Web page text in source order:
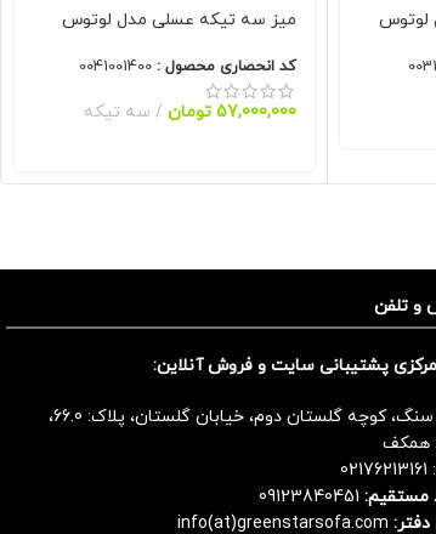
میز سه تیکه عسلی مدل لوتوس
کد انحصاری محصول : 0041001400
57,000,000 تومان سه تیکه
و تلفن
پشتیبانی سایت و فروش آنلاین:
سیاه سنگ، کوچه گلستان دوم، خیابان گلستان، پلاک: 66.0،
همکف
02176213161
مستقیم: 09123840451
دفتر: